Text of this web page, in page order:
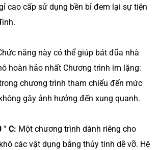
cao cấp sử dụng bền bỉ đem lại sự tiện
năng này có thể giúp bát đũa nhà
hoàn hảo nhất Chương trình im lặng:
chương trình tham chiếu đến mức
gây ảnh hưởng đến xung quanh.
C: Một chương trình dành riêng cho
các vật dụng bằng thủy tinh dễ vỡ. Hệ